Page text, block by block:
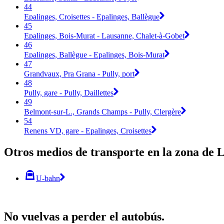
44
Epalinges, Croisettes - Epalinges, Ballègue
45
Epalinges, Bois-Murat - Lausanne, Chalet-à-Gobet
46
Epalinges, Ballègue - Epalinges, Bois-Murat
47
Grandvaux, Pra Grana - Pully, port
48
Pully, gare - Pully, Daillettes
49
Belmont-sur-L., Grands Champs - Pully, Clergère
54
Renens VD, gare - Epalinges, Croisettes
Otros medios de transporte en la zona de
U-bahn
No vuelvas a perder el autobús.